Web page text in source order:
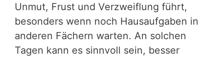
Unmut, Frust und Verzweiflung führt,
besonders wenn noch Hausaufgaben in
anderen Fächern warten. An solchen
Tagen kann es sinnvoll sein, besser